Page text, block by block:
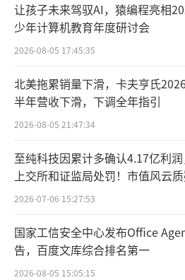
然而，什么才是真正
来，行业和消费者对奶粉
留在产品出厂日期这一
的“新鲜”远不止于此。
委、副校长姜毓君指出，
中，生牛乳只占20%左右
0%以上。根据中国奶业协
业进出口情况》，2025年
万吨，占干乳制品进口总
着，在婴幼儿配方奶粉等
依然高度依赖进口。然
输、长时间仓储，核心原
让孩子未来驾驭AI，猿编程亮相
少年计算机教育年度研讨会
2026-08-05 17:45:35
北美拖累销量下滑，卡夫亨氏
半年营收下滑，下调全年指引
2026-08-05 21:47:34
至纯科技因累计多确认4.17亿利
上交所和证监局处罚！市值风云
财务问题，遭巨额索赔！
2026-07-06 15:27:53
国家工信安全中心发布Office
告，百度文库综合排名第一
2026-08-05 15:05:15